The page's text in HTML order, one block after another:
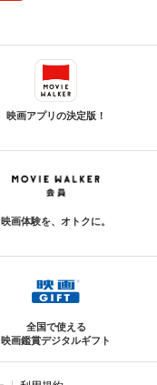
映画アプリの決定版！
映画体験を、オトクに。
全国で使える
映画鑑賞デジタルギフト